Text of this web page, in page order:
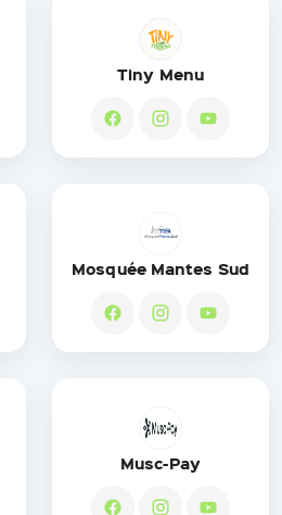
Tiny Menu
Mosquée Mantes Sud
Musc-Pay